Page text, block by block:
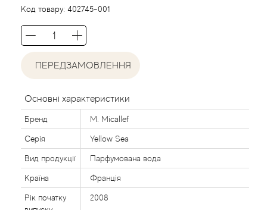
Код товару: 402745-001
ПЕРЕДЗАМОВЛЕННЯ
Основні характеристики
Бренд M. Micallef
Серія Yellow Sea
Вид продукції Парфумована вода
Країна Франція
Рік початку
2008
Agent Provocateur
Agonist
Aigner
Aj Arabia (Widian)
Ajmal
Al Haramain
Al Jazeera